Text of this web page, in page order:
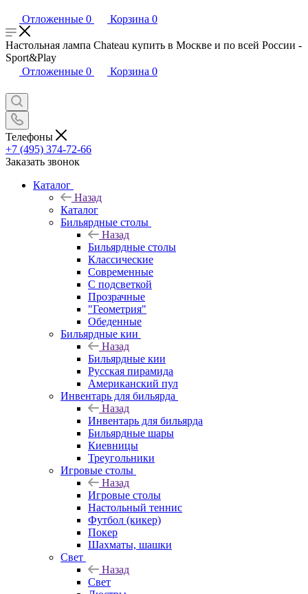
Отложенные 0 Корзина 0
Настольная лампа Chateau купить в Москве и по всей России -
Sport&Play
Отложенные 0 Корзина 0
Телефоны
+7 (495) 374-72-66
Заказать звонок
Каталог
Назад
Каталог
Бильярдные столы
Назад
Бильярдные столы
Классические
Современные
С подсветкой
Прозрачные
"Геометрия"
Обеденные
Бильярдные кии
Назад
Бильярдные кии
Русская пирамида
Американский пул
Инвентарь для бильярда
Назад
Инвентарь для бильярда
Бильярдные шары
Киевницы
Треугольники
Игровые столы
Назад
Игровые столы
Настольный теннис
Футбол (кикер)
Покер
Шахматы, шашки
Свет
Назад
Свет